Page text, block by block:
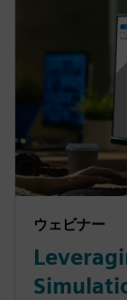
ウェビナー